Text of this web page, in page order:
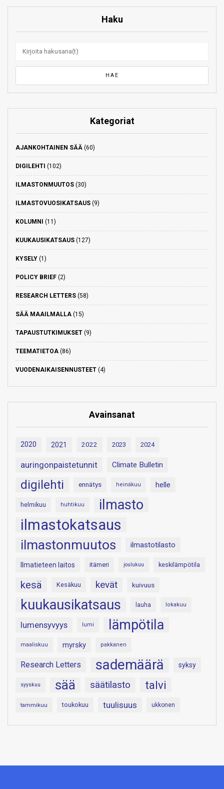
Haku
Kategoriat
AJANKOHTAINEN SÄÄ (60)
DIGILEHTI (102)
ILMASTONMUUTOS (30)
ILMASTOVUOSIKATSAUS (9)
KOLUMNI (11)
KUUKAUSIKATSAUS (127)
KYSELY (1)
POLICY BRIEF (2)
RESEARCH LETTERS (58)
SÄÄ MAAILMALLA (15)
TAPAUSTUTKIMUKSET (9)
TEEMATIETOA (86)
VUODENAIKAISENNUSTEET (4)
Avainsanat
2020 2021 2022 2023 2024
auringonpaistetunnit Climate Bulletin
digilehti ennätys heinäkuu helle
helmikuu huhtikuu ilmasto
ilmastokatsaus
ilmastonmuutos ilmastotilasto
Ilmatieteen laitos itämeri joulukuu keskilämpötila
kesä Kesäkuu kevät kuivuus
kuukausikatsaus lauha lokakuu
lumensyvyys lumi lämpötila
maaliskuu myrsky pakkanen
Research Letters sademäärä syksy
syyskuu sää säätilasto talvi
tammikuu toukokuu tuulisuus ukkonen